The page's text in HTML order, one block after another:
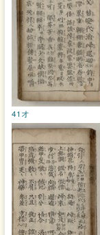
41オ